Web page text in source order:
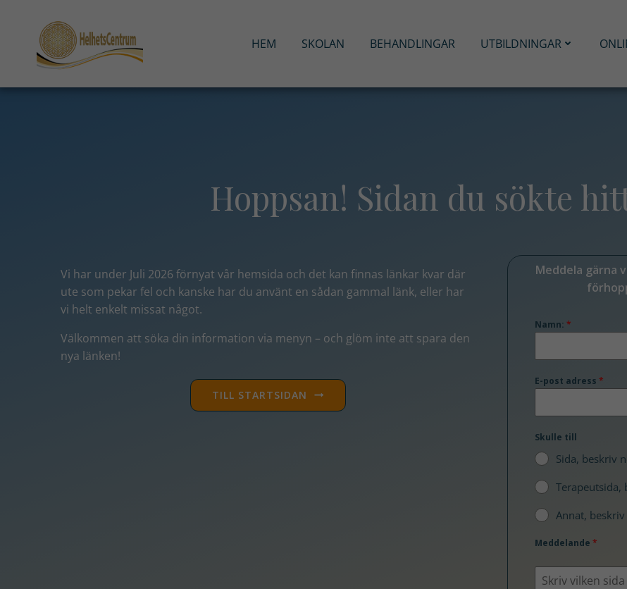
innehåll
HEM SKOLAN BEHANDLINGAR UTBILDNINGAR
Hoppsan! Sidan du sökte
Vi har under Juli 2026 förnyat vår hemsida och det kan finnas länkar kvar där
ute som pekar fel och kanske har du använt en sådan gammal länk, eller har
vi helt enkelt missat något.
Välkommen att söka din information via menyn – och glöm inte att spara den
nya länken!
TILL STARTSIDAN
Meddela gärna
Namn: *
E-post adress *
Skulle till
Sida, beskriv
Terapeutsida,
Annat,
Meddelande *